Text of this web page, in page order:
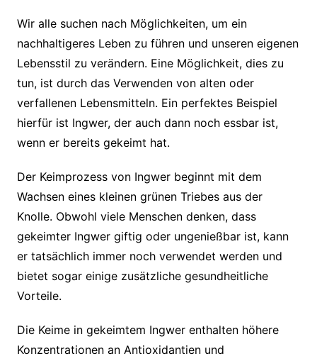
Wir alle suchen nach Möglichkeiten, um ein
nachhaltigeres Leben zu führen und unseren eigenen
Lebensstil zu verändern. Eine Möglichkeit, dies zu
tun, ist durch das Verwenden von alten oder
verfallenen Lebensmitteln. Ein perfektes Beispiel
hierfür ist Ingwer, der auch dann noch essbar ist,
wenn er bereits gekeimt hat.
Der Keimprozess von Ingwer beginnt mit dem
Wachsen eines kleinen grünen Triebes aus der
Knolle. Obwohl viele Menschen denken, dass
gekeimter Ingwer giftig oder ungenießbar ist, kann
er tatsächlich immer noch verwendet werden und
bietet sogar einige zusätzliche gesundheitliche
Vorteile.
Die Keime in gekeimtem Ingwer enthalten höhere
Konzentrationen an Antioxidantien und